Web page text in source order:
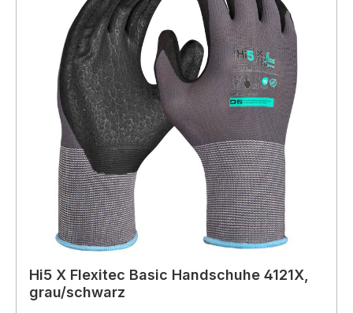
Hi5 X Flexitec Basic Handschuhe 4121X,
grau/schwarz